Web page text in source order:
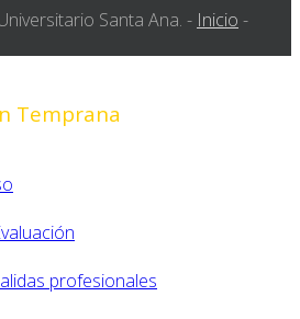
Santa Ana. - Inicio -
Temprana
profesionales